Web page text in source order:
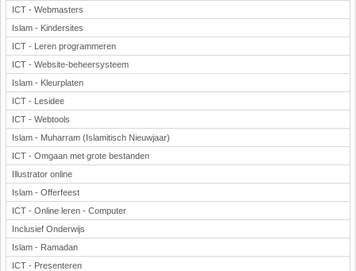
ICT - Webmasters
Islam - Kindersites
ICT - Leren programmeren
ICT - Website-beheersysteem
Islam - Kleurplaten
ICT - Lesidee
ICT - Webtools
Islam - Muharram (Islamitisch Nieuwjaar)
ICT - Omgaan met grote bestanden
Illustrator online
Islam - Offerfeest
ICT - Online leren - Computer
Inclusief Onderwijs
Islam - Ramadan
ICT - Presenteren